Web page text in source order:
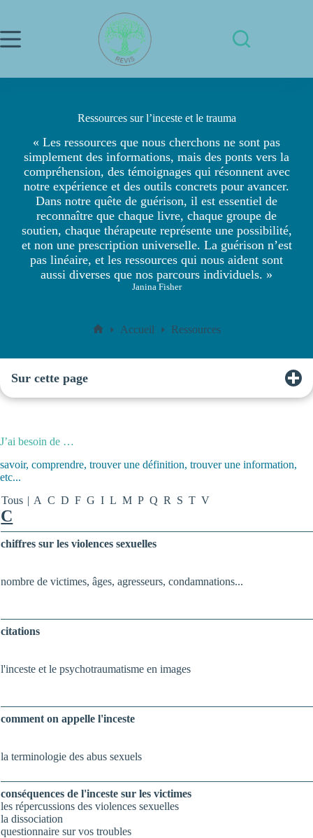
contenu
Ressources sur l’inceste et le trauma
« Les ressources que nous cherchons ne sont pas
simplement des informations, mais des ponts vers la
compréhension, des témoignages qui résonnent avec
notre expérience et des outils concrets pour avancer.
Dans notre quête de guérison, il est essentiel de
reconnaître que chaque livre, chaque groupe de
soutien, chaque thérapeute représente une possibilité,
et non une prescription universelle. La guérison n’est
pas linéaire, et les ressources qui nous aident sont
aussi diverses que nos parcours individuels. »
Janina Fisher
Accueil Ressources
Sur cette page
J’ai besoin de …
savoir, comprendre, trouver une définition, trouver une information,
etc...
Tous | A C D F G I L M P Q R S T V
C
chiffres sur les violences sexuelles
nombre de victimes, âges, agresseurs, condamnations...
citations
l'inceste et le psychotraumatisme en images
comment on appelle l'inceste
la terminologie des abus sexuels
conséquences de l'inceste sur les victimes
les répercussions des violences sexuelles
la dissociation
questionnaire sur vos troubles